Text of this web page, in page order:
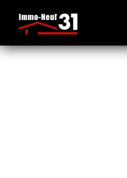
Accueil|Promoteurs